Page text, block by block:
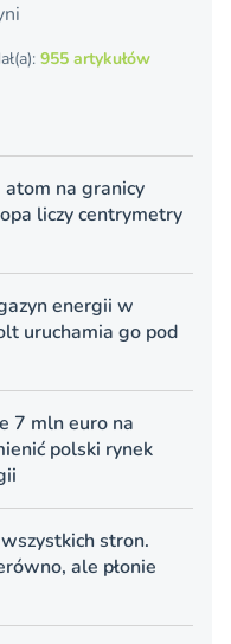
955 artykułów
atom na granicy
liczy centrymetry
energii w
uruchamia go pod
7 mln euro na
polski rynek
stron.
ale płonie